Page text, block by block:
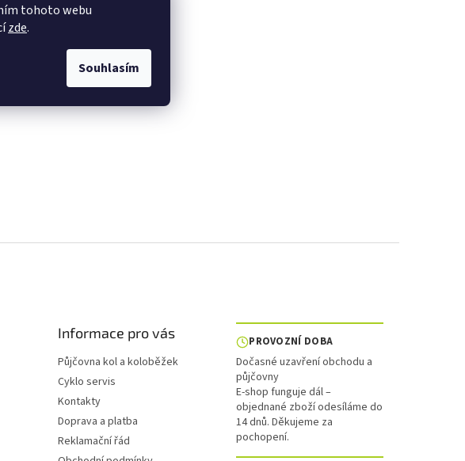
tohoto webu
zde.
Souhlasím
Informace pro vás
Půjčovna kol a koloběžek
Cyklo servis
Kontakty
Doprava a platba
Reklamační řád
PROVOZNÍ DOBA
Dočasné uzavření obchodu a
půjčovny
E-shop funguje dál –
objednané zboží odesíláme do
14 dnů. Děkujeme za
pochopení.